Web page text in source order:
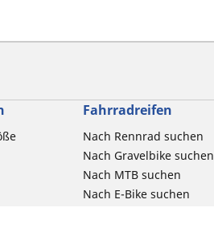
Fahrradreifen
Nach Rennrad suchen
Nach Gravelbike suchen
Nach MTB suchen
Nach E-Bike suchen